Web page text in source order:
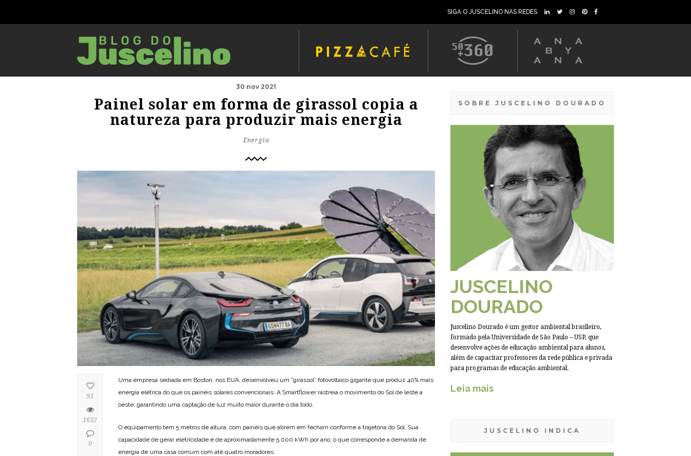
SIGA O JUSCELINO NAS REDES
30 nov 2021
Painel solar em forma de girassol copia a
natureza para produzir mais energia
Energia
Uma empresa sediada em Boston, nos EUA, desenvolveu um “girassol” fotovoltaico gigante que produz 40% mais
energia elétrica do que os painéis solares convencionais. A Smartflower rastreia o movimento do Sol de leste a
oeste, garantindo uma captação de luz muito maior durante o dia todo.
O equipamento tem 5 metros de altura, com painéis que abrem em fecham conforme a trajetória do Sol. Sua
capacidade de gerar eletricidade é de aproximadamente 5.000 kWh por ano, o que corresponde a demanda de
energia de uma casa comum com até quatro moradores.
93
1632
0
SOBRE JUSCELINO DOURADO
JUSCELINO
DOURADO
Juscelino Dourado é um gestor ambiental brasileiro,
formado pela Universidade de São Paulo – USP, que
desenvolve ações de educação ambiental para alunos,
além de capacitar professores da rede pública e privada
para programas de educação ambiental.
Leia mais
JUSCELINO INDICA